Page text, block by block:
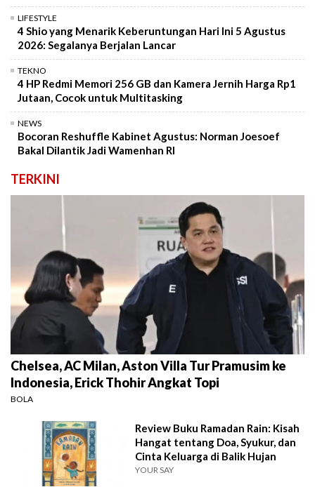
LIFESTYLE
4 Shio yang Menarik Keberuntungan Hari Ini 5 Agustus
2026: Segalanya Berjalan Lancar
TEKNO
4 HP Redmi Memori 256 GB dan Kamera Jernih Harga Rp1
Jutaan, Cocok untuk Multitasking
NEWS
Bocoran Reshuffle Kabinet Agustus: Norman Joesoef
Bakal Dilantik Jadi Wamenhan RI
TERKINI
Chelsea, AC Milan, Aston Villa Tur Pramusim ke
Indonesia, Erick Thohir Angkat Topi
BOLA
Review Buku Ramadan Rain: Kisah
Hangat tentang Doa, Syukur, dan
Cinta Keluarga di Balik Hujan
YOUR SAY